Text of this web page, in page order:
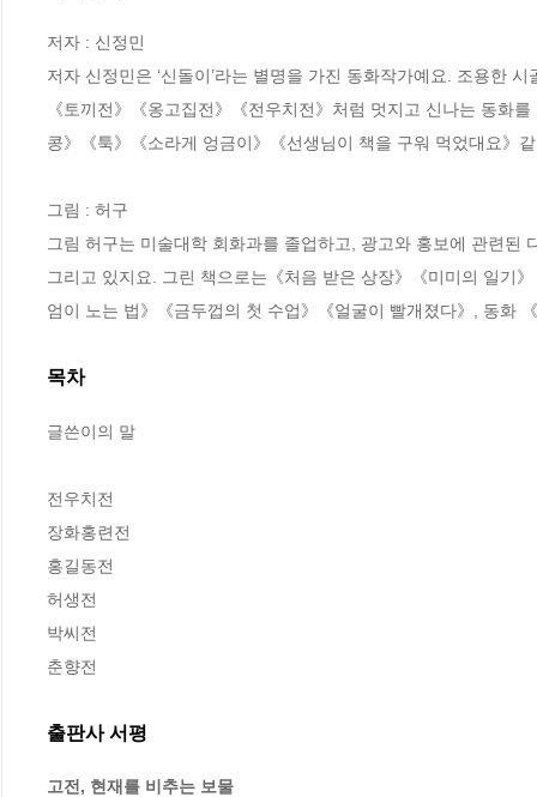
저자 : 신정민
저자 신정민은 ‘신돌이’라는 별명을 가진 동화작가예요. 조용한
《토끼전》《옹고집전》《전우치전》처럼 멋지고 신나는 동화
콩》《툭》《소라게 엉금이》《선생님이 책을 구워 먹었대요》
그림 : 허구
그림 허구는 미술대학 회화과를 졸업하고, 광고와 홍보에 관련
그리고 있지요. 그린 책으로는《처음 받은 상장》《미미의 일기
엄이 노는 법》《금두껍의 첫 수업》《얼굴이 빨개졌다》, 동화
목차
글쓴이의 말
전우치전
장화홍련전
홍길동전
허생전
박씨전
춘향전
출판사 서평
고전, 현재를 비추는 보물